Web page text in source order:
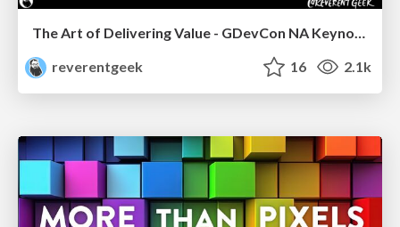
The Art of Delivering Value - GDevCon NA Keynote
reverentgeek
16 2.1k